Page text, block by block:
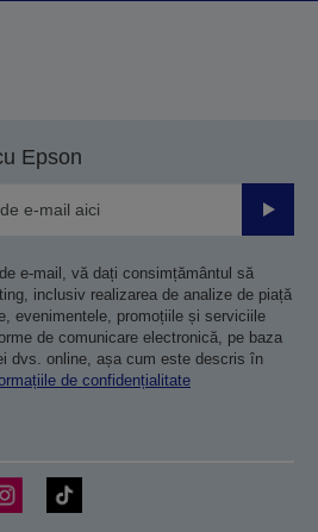
Epson
e-mail, vă dați consimțământul să
inclusiv realizarea de analize de piață
evenimentele, promoțiile și serviciile
de comunicare electronică, pe baza
dvs. online, așa cum este descris în
de confidențialitate